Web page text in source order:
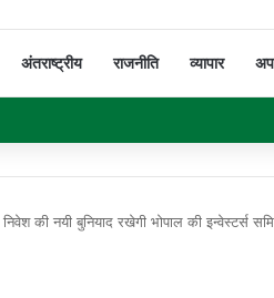
अंतराष्ट्रीय राजनीति व्यापार
निवेश की नयी बुनियाद रखेगी भोपाल की इन्वेस्टर्स